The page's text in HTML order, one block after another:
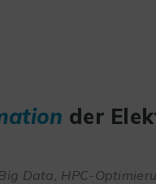
der
Data, HPC-